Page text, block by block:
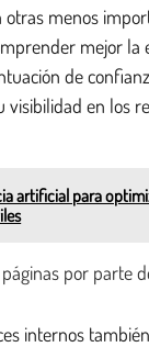
menos
mejor la
de
visibilidad en los
artificial para
por parte
internos